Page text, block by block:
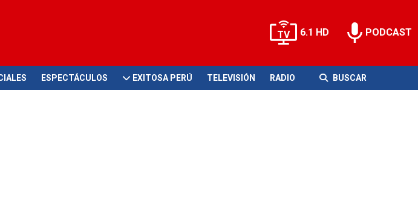
6.1 HD PODCAST
ESPECTÁCULOS EXITOSA PERÚ TELEVISIÓN RADIO BUSCAR